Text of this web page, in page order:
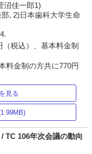
沼佳一郎1)
, 2)日本歯科大学生命
税込）、基本料金制
料金制の方共に770円
見る
TC 106年次会議の動向